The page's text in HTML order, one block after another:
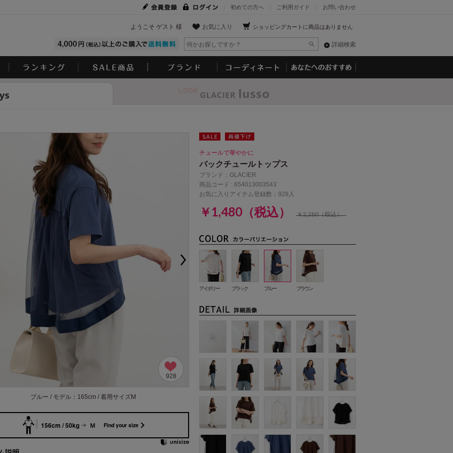
お問い合わせ
ご利用ガイド
初めての方へ
ショッピングカートに商品はありません
お気に入り
ようこそ ゲスト 様
詳細検索
928
ブルー / モデル：165cm / 着用サイズM
156cm / 50kg Ｍ Find your size
チュールで華やかに
バックチュールトップス
ブランド： GLACIER
商品コード : 654013003543
お気に入りアイテム登録数：928人
￥1,480（税込） ￥2,280（税込）
アイボリー ブラック ブルー ブラウン